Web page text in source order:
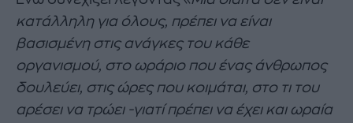
κατάλληλη για όλους, πρέπει να είναι
βασισμένη στις ανάγκες του κάθε
οργανισμού, στο ωράριο που ένας άνθρωπος
δουλεύει, στις ώρες που κοιμάται, στο τι του
αρέσει να τρώει -γιατί πρέπει να έχει και ωραία